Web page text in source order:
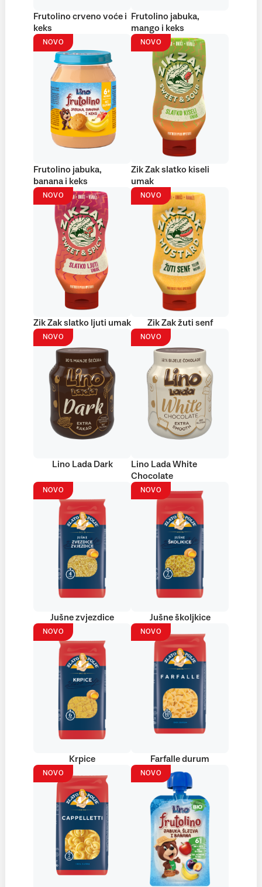
Frutolino crveno voće i
keks
Frutolino jabuka,
mango i keks
NOVO
Frutolino jabuka,
banana i keks
NOVO
Zik Zak slatko kiseli
umak
NOVO
Zik Zak slatko ljuti umak
NOVO
Zik Zak žuti senf
NOVO
Lino Lada Dark
NOVO
Lino Lada White
Chocolate
NOVO
Jušne zvjezdice
NOVO
Jušne školjkice
NOVO
Krpice
NOVO
Farfalle durum
NOVO NOVO